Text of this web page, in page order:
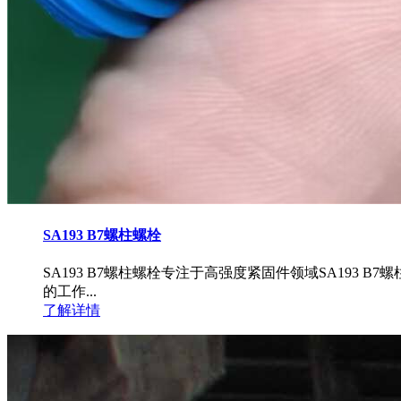
SA193 B7螺柱螺栓
SA193 B7螺柱螺栓专注于高强度紧固件领域SA193 B7
的工作...
了解详情